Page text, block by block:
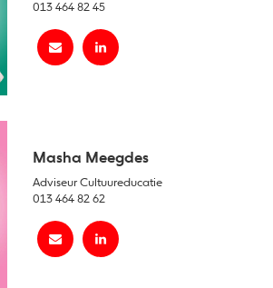
013 464 82 45
Masha Meegdes
Adviseur Cultuureducatie
013 464 82 62